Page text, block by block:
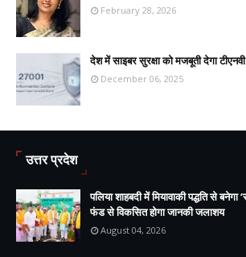
February 28, 2026
देश में साइबर सुरक्षा को मजबूती देगा
December 06, 2025
उत्तर प्रदेश
पलिया शाहबदी में मियावाकी पद्धति से
फंड से विकसित होगा जानकी जलाशय
August 04, 2026